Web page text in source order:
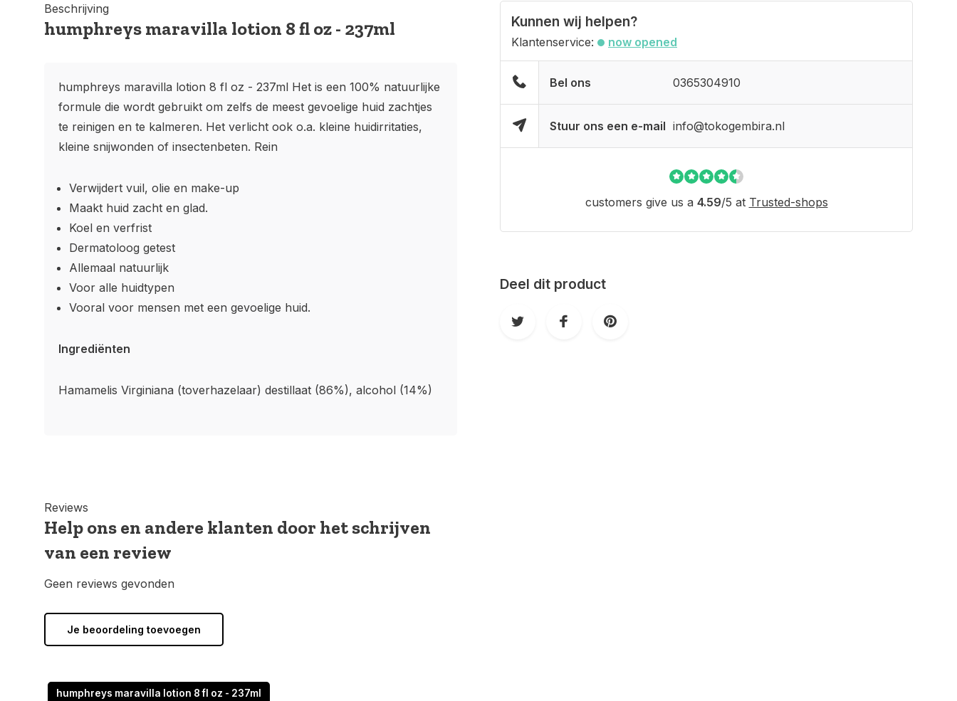
Beschrijving
humphreys maravilla lotion 8 fl oz - 237ml
humphreys maravilla lotion 8 fl oz - 237ml Het is een 100% natuurlijke
formule die wordt gebruikt om zelfs de meest gevoelige huid zachtjes
te reinigen en te kalmeren. Het verlicht ook o.a. kleine huidirritaties,
kleine snijwonden of insectenbeten. Rein
Verwijdert vuil, olie en make-up
Maakt huid zacht en glad.
Koel en verfrist
Dermatoloog getest
Allemaal natuurlijk
Voor alle huidtypen
Vooral voor mensen met een gevoelige huid.
Ingrediënten
Hamamelis Virginiana (toverhazelaar) destillaat (86%), alcohol (14%)
Kunnen wij helpen?
Klantenservice: now opened
Bel ons 0365304910
Stuur ons een e-mail info@tokogembira.nl
customers give us a 4.59/5 at Trusted-shops
Deel dit product
Reviews
Help ons en andere klanten door het schrijven
van een review
Geen reviews gevonden
Je beoordeling toevoegen
humphreys maravilla lotion 8 fl oz - 237ml